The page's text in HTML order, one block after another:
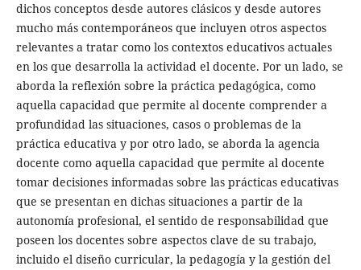
dichos conceptos desde autores clásicos y desde autores
mucho más contemporáneos que incluyen otros aspectos
relevantes a tratar como los contextos educativos actuales
en los que desarrolla la actividad el docente. Por un lado, se
aborda la reflexión sobre la práctica pedagógica, como
aquella capacidad que permite al docente comprender a
profundidad las situaciones, casos o problemas de la
práctica educativa y por otro lado, se aborda la agencia
docente como aquella capacidad que permite al docente
tomar decisiones informadas sobre las prácticas educativas
que se presentan en dichas situaciones a partir de la
autonomía profesional, el sentido de responsabilidad que
poseen los docentes sobre aspectos clave de su trabajo,
incluido el diseño curricular, la pedagogía y la gestión del